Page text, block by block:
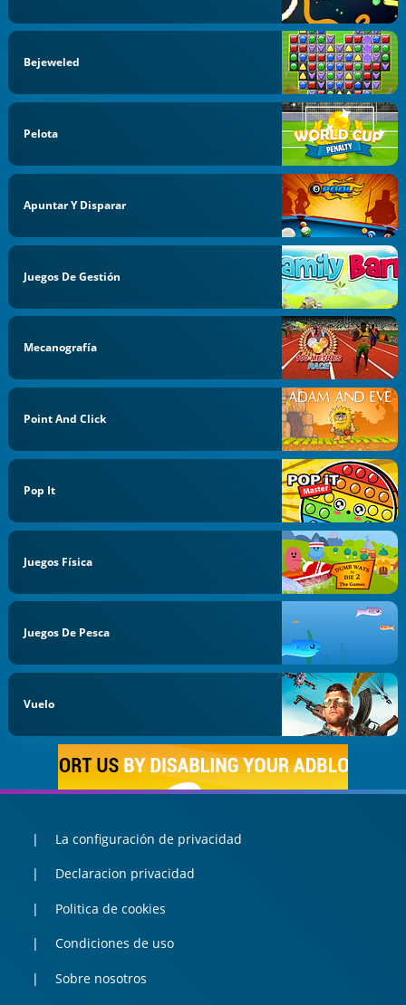
Bejeweled
Pelota
Apuntar Y Disparar
Juegos De Gestión
Mecanografía
Point And Click
Pop It
Juegos Física
Juegos De Pesca
Vuelo
La configuración de privacidad
Declaracion privacidad
Politica de cookies
Condiciones de uso
Sobre nosotros